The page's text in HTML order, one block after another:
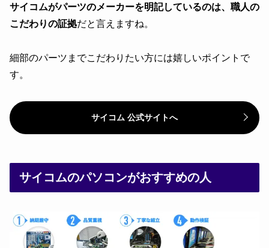
サイコムがパーツのメーカーを明記しているのは、職人の
こだわりの証拠だと言えますね。
細部のパーツまでこだわりたい方には嬉しいポイントで
す。
サイコム 公式サイトへ
サイコムのパソコンがおすすめの人